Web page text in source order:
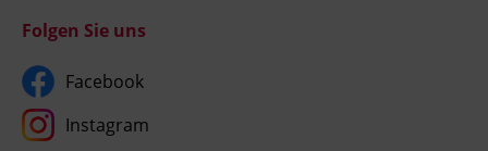
Folgen Sie uns
Facebook
Instagram